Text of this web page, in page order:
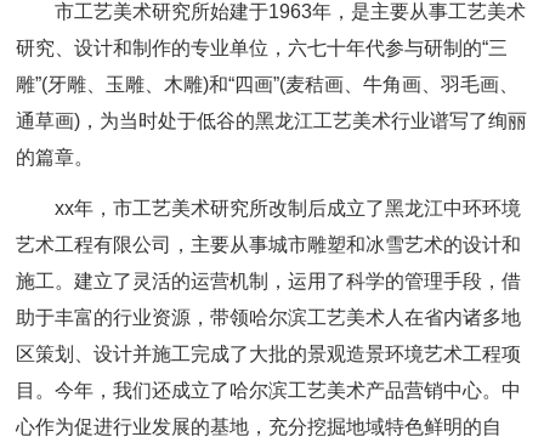
市工艺美术研究所始建于1963年，是主要从事工艺美术
研究、设计和制作的专业单位，六七十年代参与研制的“三
雕”(牙雕、玉雕、木雕)和“四画”(麦秸画、牛角画、羽毛画、
通草画)，为当时处于低谷的黑龙江工艺美术行业谱写了绚丽
的篇章。
xx年，市工艺美术研究所改制后成立了黑龙江中环环境
艺术工程有限公司，主要从事城市雕塑和冰雪艺术的设计和
施工。建立了灵活的运营机制，运用了科学的管理手段，借
助于丰富的行业资源，带领哈尔滨工艺美术人在省内诸多地
区策划、设计并施工完成了大批的景观造景环境艺术工程项
目。今年，我们还成立了哈尔滨工艺美术产品营销中心。中
心作为促进行业发展的基地，充分挖掘地域特色鲜明的自